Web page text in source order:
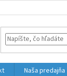
Naša predajňa